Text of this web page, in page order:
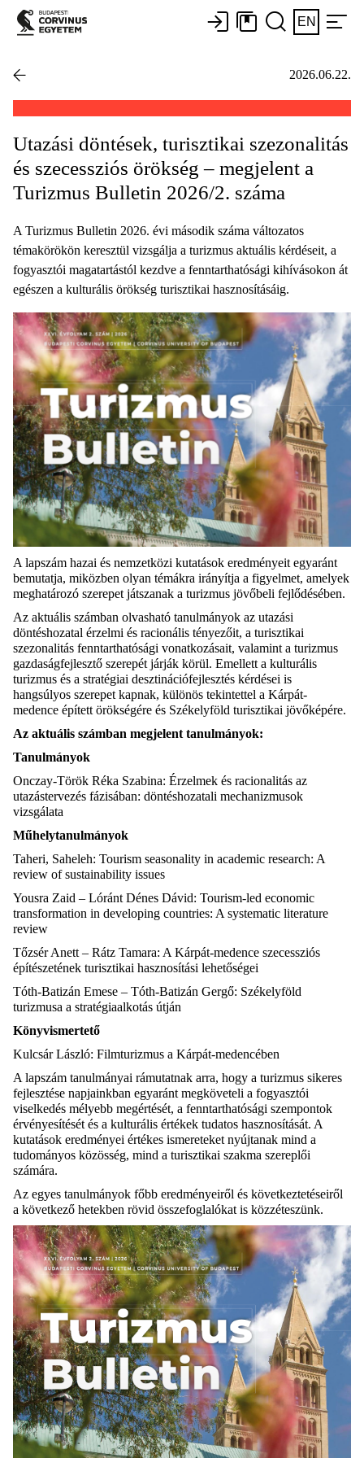
EN
2026.06.22.
Utazási döntések, turisztikai szezonalitás
és szecessziós örökség – megjelent a
Turizmus Bulletin 2026/2. száma
A Turizmus Bulletin 2026. évi második száma változatos
témakörökön keresztül vizsgálja a turizmus aktuális kérdéseit, a
fogyasztói magatartástól kezdve a fenntarthatósági kihívásokon át
egészen a kulturális örökség turisztikai hasznosításáig.
A lapszám hazai és nemzetközi kutatások eredményeit egyaránt
bemutatja, miközben olyan témákra irányítja a figyelmet, amelyek
meghatározó szerepet játszanak a turizmus jövőbeli fejlődésében.
Az aktuális számban olvasható tanulmányok az utazási
döntéshozatal érzelmi és racionális tényezőit, a turisztikai
szezonalitás fenntarthatósági vonatkozásait, valamint a turizmus
gazdaságfejlesztő szerepét járják körül. Emellett a kulturális
turizmus és a stratégiai desztinációfejlesztés kérdései is
hangsúlyos szerepet kapnak, különös tekintettel a Kárpát-
medence épített örökségére és Székelyföld turisztikai jövőképére.
Az aktuális számban megjelent tanulmányok:
Tanulmányok
Onczay-Török Réka Szabina: Érzelmek és racionalitás az
utazástervezés fázisában: döntéshozatali mechanizmusok
vizsgálata
Műhelytanulmányok
Taheri, Saheleh: Tourism seasonality in academic research: A
review of sustainability issues
Yousra Zaid – Lóránt Dénes Dávid: Tourism-led economic
transformation in developing countries: A systematic literature
review
Tőzsér Anett – Rátz Tamara: A Kárpát-medence szecessziós
építészetének turisztikai hasznosítási lehetőségei
Tóth-Batizán Emese – Tóth-Batizán Gergő: Székelyföld
turizmusa a stratégiaalkotás útján
Könyvismertető
Kulcsár László: Filmturizmus a Kárpát-medencében
A lapszám tanulmányai rámutatnak arra, hogy a turizmus sikeres
fejlesztése napjainkban egyaránt megköveteli a fogyasztói
viselkedés mélyebb megértését, a fenntarthatósági szempontok
érvényesítését és a kulturális értékek tudatos hasznosítását. A
kutatások eredményei értékes ismereteket nyújtanak mind a
tudományos közösség, mind a turisztikai szakma szereplői
számára.
Az egyes tanulmányok főbb eredményeiről és következtetéseiről
a következő hetekben rövid összefoglalókat is közzéteszünk.